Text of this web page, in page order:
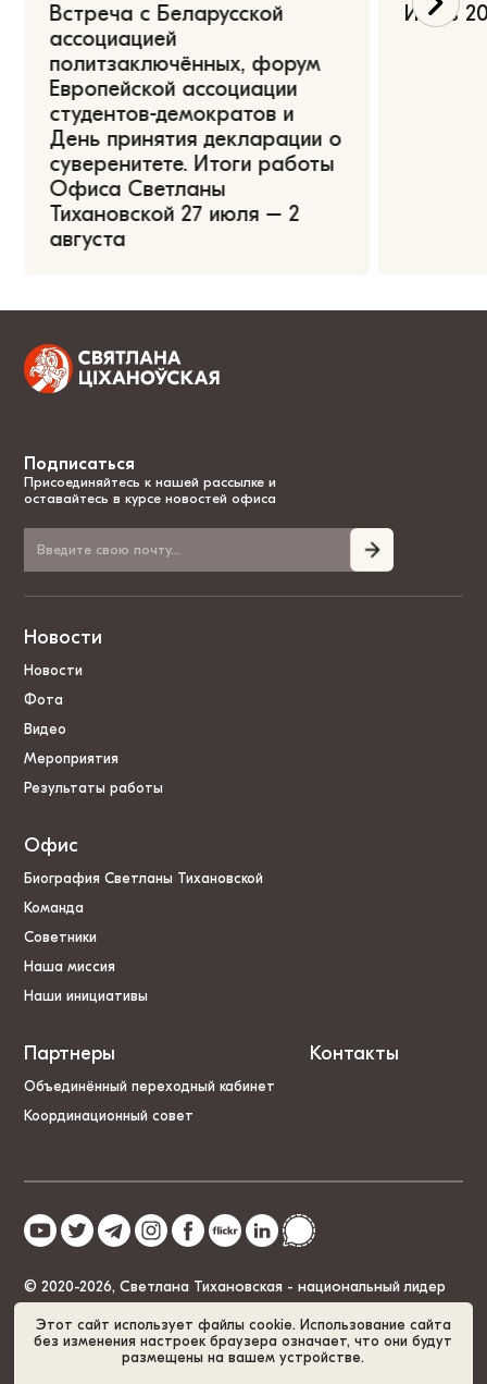
Этот сайт использует файлы cookie. Использование сайта
без изменения настроек браузера означает, что они будут
размещены на вашем устройстве.
Встреча с Беларусской
ассоциацией
политзаключённых, форум
Европейской ассоциации
студентов-демократов и
День принятия декларации о
суверенитете. Итоги работы
Офиса Светланы
Тихановской 27 июля – 2
августа
Июль
Подписаться
Присоединяйтесь к нашей рассылке и
оставайтесь в курсе новостей офиса
Новости
Новости
Фота
Видео
Мероприятия
Результаты работы
Офис
Биография Светланы Тихановской
Команда
Советники
Наша миссия
Наши инициативы
Партнеры
Объединённый переходный кабинет
Координационный совет
Контакты
© 2020-2026, Светлана Тихановская - национальный лидер